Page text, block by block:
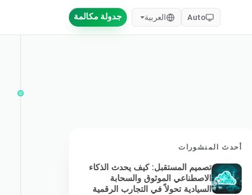
Auto العربية جدولة مكالمة
أحدث المنشورات
تصميم المستقبل: كيف يحدث الذكاء
الاصطناعي الموثوق والسحابة
السيادية تحولاً في التجارب الرقمية